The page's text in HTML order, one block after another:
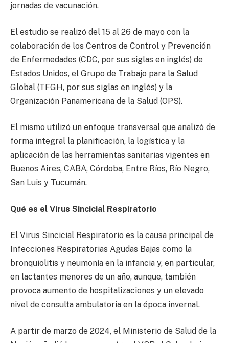
jornadas de vacunación.
El estudio se realizó del 15 al 26 de mayo con la
colaboración de los Centros de Control y Prevención
de Enfermedades (CDC, por sus siglas en inglés) de
Estados Unidos, el Grupo de Trabajo para la Salud
Global (TFGH, por sus siglas en inglés) y la
Organización Panamericana de la Salud (OPS).
El mismo utilizó un enfoque transversal que analizó de
forma integral la planificación, la logística y la
aplicación de las herramientas sanitarias vigentes en
Buenos Aires, CABA, Córdoba, Entre Ríos, Río Negro,
San Luis y Tucumán.
Qué es el Virus Sincicial Respiratorio
El Virus Sincicial Respiratorio es la causa principal de
Infecciones Respiratorias Agudas Bajas como la
bronquiolitis y neumonía en la infancia y, en particular,
en lactantes menores de un año, aunque, también
provoca aumento de hospitalizaciones y un elevado
nivel de consulta ambulatoria en la época invernal.
A partir de marzo de 2024, el Ministerio de Salud de la